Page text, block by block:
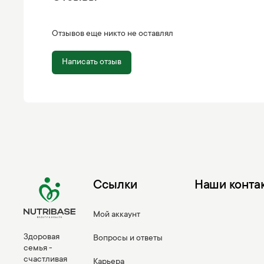
Отзывов еще никто не оставлял
Написать отзыв
Здоровая
семья -
счастливая
Ссылки
Мой аккаунт
Вопросы и ответы
Наши